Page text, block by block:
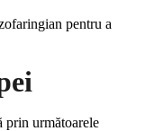
pentru a
prin următoarele